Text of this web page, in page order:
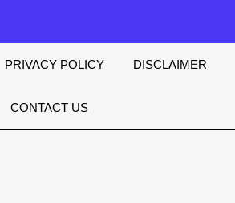
PRIVACY POLICY DISCLAIMER
CONTACT US